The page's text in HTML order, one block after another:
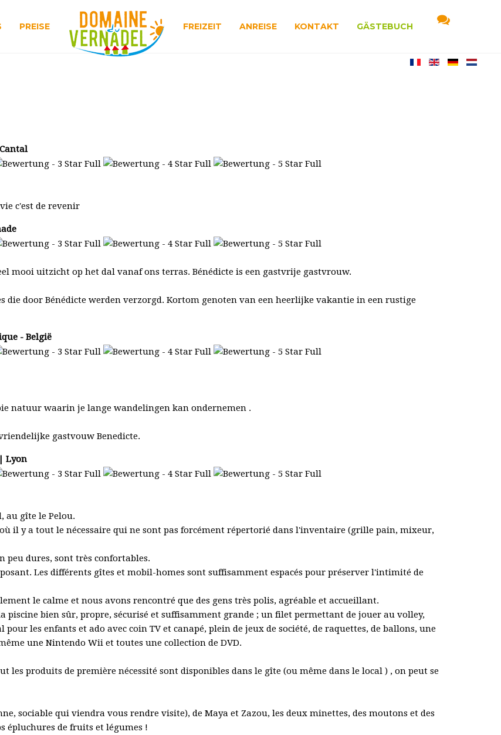
PREISE FREIZEIT ANREISE KONTAKT GÄSTEBUCH
c'est de revenir
mooi uitzicht op het dal vanaf ons terras. Bénédicte is een gastvrije gastvrouw.
die door Bénédicte werden verzorgd. Kortom genoten van een heerlijke vakantie in een rustige
- België
natuur waarin je lange wandelingen kan ondernemen .
gastvouw Benedicte.
Lyon
au gîte le Pelou.
il y a tout le nécessaire qui ne sont pas forcément répertorié dans l'inventaire (grille pain, mixeur,
peu dures, sont très confortables.
Les différents gîtes et mobil-homes sont suffisamment espacés pour préserver l'intimité de
le calme et nous avons rencontré que des gens très polis, agréable et accueillant.
piscine bien sûr, propre, sécurisé et suffisamment grande ; un filet permettant de jouer au volley,
les enfants et ado avec coin TV et canapé, plein de jeux de société, de raquettes, de ballons, une
une Nintendo Wii et toutes une collection de DVD.
les produits de première nécessité sont disponibles dans le gîte (ou même dans le local ) , on peut se
sociable qui viendra vous rendre visite), de Maya et Zazou, les deux minettes, des moutons et des
épluchures de fruits et légumes !